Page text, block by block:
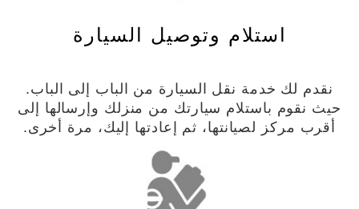
استلام وتوصيل السيارة
نقدم لك خدمة نقل السيارة من الباب إلى الباب.
حيث نقوم باستلام سيارتك من منزلك وإرسالها إلى
أقرب مركز لصيانتها، ثم إعادتها إليك، مرة أخرى.